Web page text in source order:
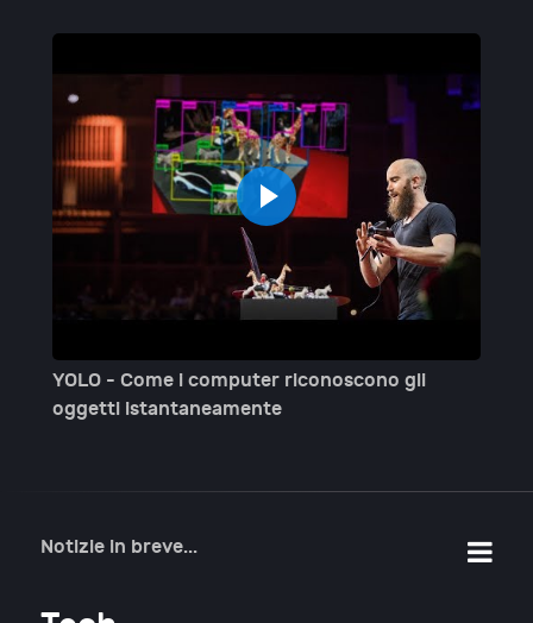
YOLO - Come i computer riconoscono gli
oggetti istantaneamente
Notizie in breve...